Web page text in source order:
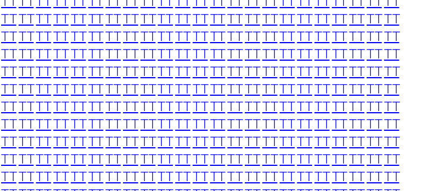
TTTTTTTTTTTTTTTTTTTTTTTTTTTTTTTTTTTTTTTTTTTTTT
TTTTTTTTTTTTTTTTTTTTTTTTTTTTTTTTTTTTTTTTTTTTTT
TTTTTTTTTTTTTTTTTTTTTTTTTTTTTTTTTTTTTTTTTTTTTT
TTTTTTTTTTTTTTTTTTTTTTTTTTTTTTTTTTTTTTTTTTTTTT
TTTTTTTTTTTTTTTTTTTTTTTTTTTTTTTTTTTTTTTTTTTTTT
TTTTTTTTTTTTTTTTTTTTTTTTTTTTTTTTTTTTTTTTTTTTTT
TTTTTTTTTTTTTTTTTTTTTTTTTTTTTTTTTTTTTTTTTTTTTT
TTTTTTTTTTTTTTTTTTTTTTTTTTTTTTTTTTTTTTTTTTTTTT
TTTTTTTTTTTTTTTTTTTTTTTTTTTTTTTTTTTTTTTTTTTTTT
TTTTTTTTTTTTTTTTTTTTTTTTTTTTTTTTTTTTTTTTTTTTTT